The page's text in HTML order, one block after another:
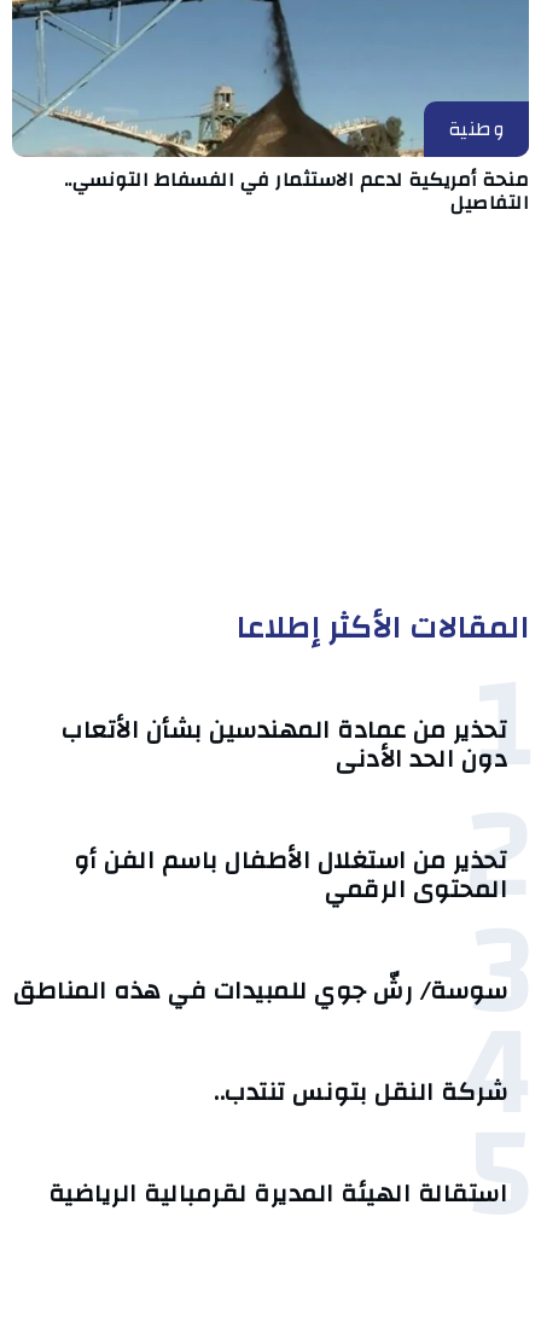
وطنية
منحة أمريكية لدعم الاستثمار في الفسفاط التونسي..
التفاصيل
المقالات الأكثر إطلاعا
1
تحذير من عمادة المهندسين بشأن الأتعاب
دون الحد الأدنى
2
تحذير من استغلال الأطفال باسم الفن أو
المحتوى الرقمي
3
سوسة/ رشّ جوي للمبيدات في هذه المناطق
4
شركة النقل بتونس تنتدب..
5
استقالة الهيئة المديرة لقرمبالية الرياضية